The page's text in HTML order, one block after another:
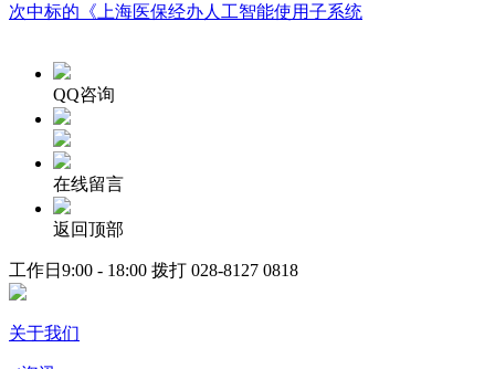
次中标的《上海医保经办人工智能使用子系统
QQ咨询
在线留言
返回顶部
工作日9:00 - 18:00 拨打 028-8127 0818
关于我们